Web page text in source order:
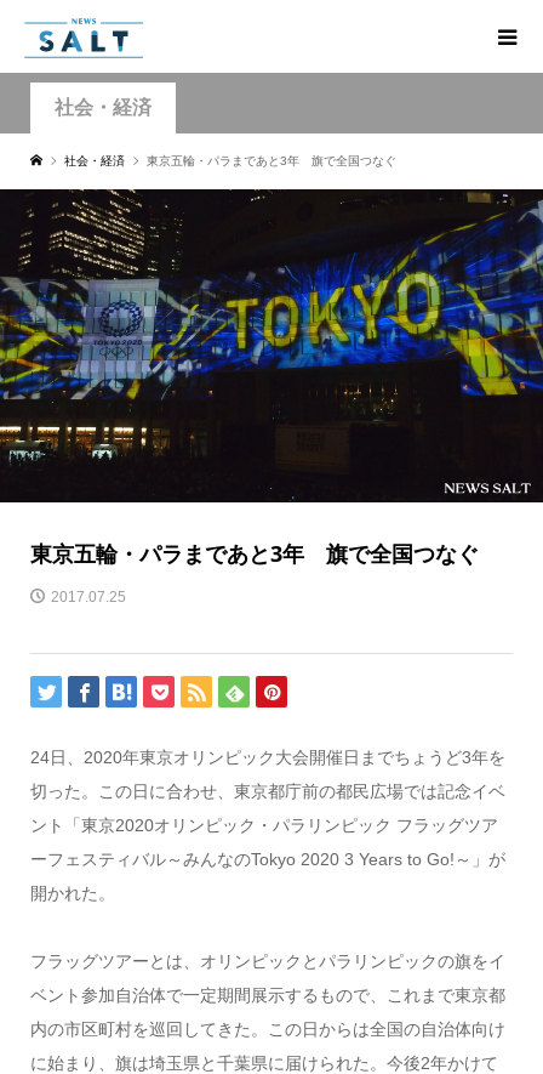
社会・経済
社会・経済 東京五輪・パラまであと3年 旗で全国つなぐ
東京五輪・パラまであと3年 旗で全国つなぐ
2017.07.25
24日、2020年東京オリンピック大会開催日までちょうど3年を
切った。この日に合わせ、東京都庁前の都民広場では記念イベ
ント「東京2020オリンピック・パラリンピック フラッグツア
ーフェスティバル～みんなのTokyo 2020 3 Years to Go!～」が
開かれた。
フラッグツアーとは、オリンピックとパラリンピックの旗をイ
ベント参加自治体で一定期間展示するもので、これまで東京都
内の市区町村を巡回してきた。この日からは全国の自治体向け
に始まり、旗は埼玉県と千葉県に届けられた。今後2年かけて